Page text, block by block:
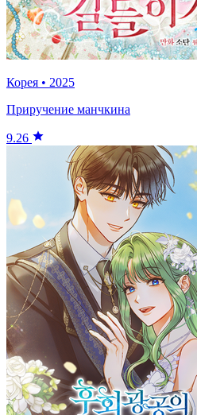
Корея • 2025
Приручение манчкина
9.26